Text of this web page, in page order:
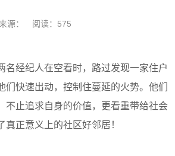
源： 阅读：575
名经纪人在空看时，路过发现一家住户
们快速出动，控制住蔓延的火势。他们
不止追求自身的价值，更看重带给社会
真正意义上的社区好邻居！